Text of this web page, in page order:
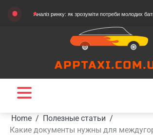
Аналіз ринку: як зрозуміти потреби молодих батьків
Home
Полезные статьи
Какие документы нужны для